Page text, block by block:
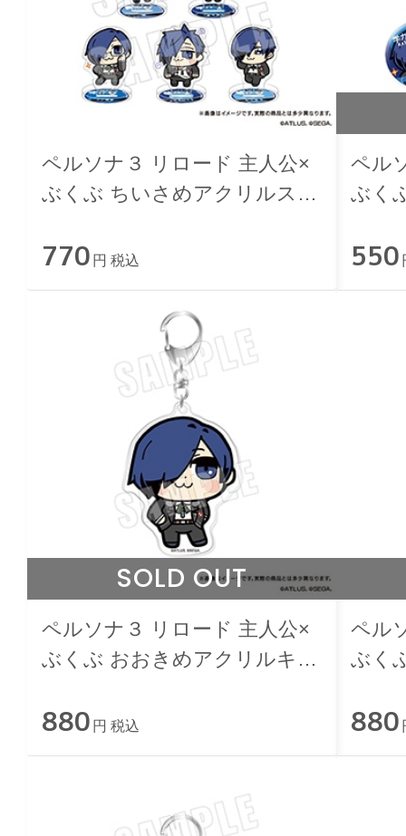
ペルソナ３ リロード 主人公×
ぶくぶ ちいさめアクリルスタ
770 円 税込
ペル
ぶく
550
SOLD OUT
ペルソナ３ リロード 主人公×
ぶくぶ おおきめアクリルキー
880 円 税込
ペル
ぶく
880